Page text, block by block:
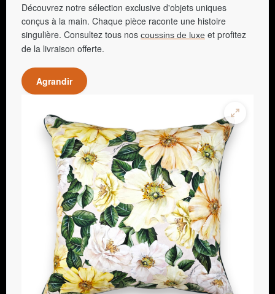
Découvrez notre sélection exclusive d'objets uniques
conçus à la main. Chaque pièce raconte une histoire
singulière. Consultez tous nos coussins de luxe et profitez
de la livraison offerte.
Agrandir